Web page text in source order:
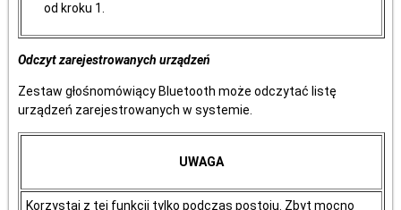
od kroku 1.
Odczyt zarejestrowanych urządzeń
Zestaw głośnomówiący Bluetooth może odczytać listę
urządzeń zarejestrowanych w systemie.
UWAGA
Korzystaj z tej funkcji tylko podczas postoju. Zbyt mocno